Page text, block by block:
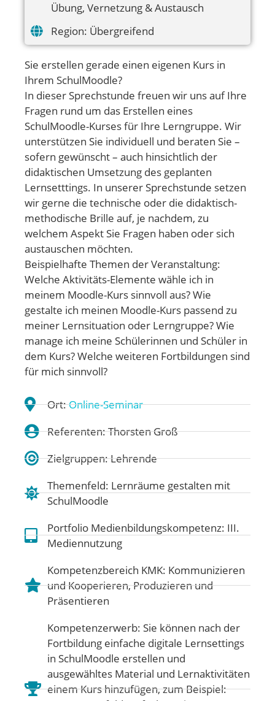
Übung, Vernetzung & Austausch
Region: Übergreifend
Sie erstellen gerade einen eigenen Kurs in
Ihrem SchulMoodle?
In dieser Sprechstunde freuen wir uns auf Ihre
Fragen rund um das Erstellen eines
SchulMoodle-Kurses für Ihre Lerngruppe. Wir
unterstützen Sie individuell und beraten Sie –
sofern gewünscht – auch hinsichtlich der
didaktischen Umsetzung des geplanten
Lernsetttings. In unserer Sprechstunde setzen
wir gerne die technische oder die didaktisch-
methodische Brille auf, je nachdem, zu
welchem Aspekt Sie Fragen haben oder sich
austauschen möchten.
Beispielhafte Themen der Veranstaltung:
Welche Aktivitäts-Elemente wähle ich in
meinem Moodle-Kurs sinnvoll aus? Wie
gestalte ich meinen Moodle-Kurs passend zu
meiner Lernsituation oder Lerngruppe? Wie
manage ich meine Schülerinnen und Schüler in
dem Kurs? Welche weiteren Fortbildungen sind
für mich sinnvoll?
Ort:Online-Seminar
Referenten: Thorsten Groß
Zielgruppen: Lehrende
Themenfeld: Lernräume gestalten mit
SchulMoodle
Portfolio Medienbildungskompetenz: III.
Mediennutzung
Kompetenzbereich KMK: Kommunizieren
und Kooperieren,Produzieren und
Präsentieren
Kompetenzerwerb: Sie können nach der
Fortbildung einfache digitale Lernsettings
in SchulMoodle erstellen und
ausgewähltes Material und Lernaktivitäten
einem Kurs hinzufügen, zum Beispiel: